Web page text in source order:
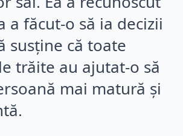
a făcut-o să ia decizii
susține că toate
trăite au ajutat-o să
mai matură și